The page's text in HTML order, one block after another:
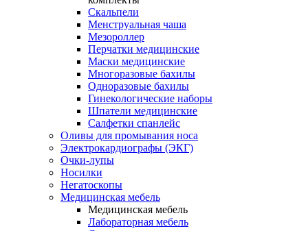
Скальпели
Менструальная чаша
Мезороллер
Перчатки медицинские
Маски медицинские
Многоразовые бахилы
Одноразовые бахилы
Гинекологические наборы
Шпатели медицинские
Салфетки спанлейс
Оливы для промывания носа
Электрокардиографы (ЭКГ)
Очки-лупы
Носилки
Негатоскопы
Медицинская мебель
Медицинская мебель
Лабораторная мебель